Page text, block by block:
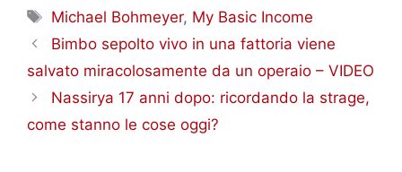
Tag
Michael Bohmeyer, My Basic Income
Bimbo sepolto vivo in una fattoria viene
salvato miracolosamente da un operaio – VIDEO
Nassirya 17 anni dopo: ricordando la strage,
come stanno le cose oggi?